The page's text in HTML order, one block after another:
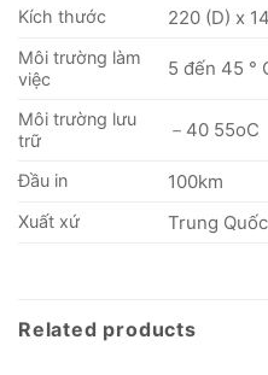
Kích thước 220 (D) x
Môi trường làm
việc
5 đến 45 °
Môi trường lưu
trữ
－40 55oC
Đầu in 100km
Xuất xứ Trung Quốc
Related products